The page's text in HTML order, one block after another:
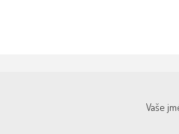
Vaše